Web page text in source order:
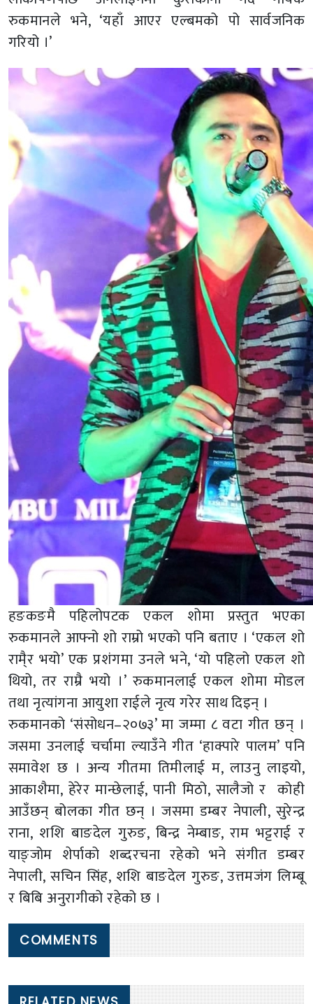
रुकमानले भने, ‘यहाँ आएर एल्बमको पो सार्वजनिक
गरियो ।’
हङकङमै पहिलोपटक एकल शोमा प्रस्तुत भएका
रुकमानले आफ्नो शो राम्रो भएको पनि बताए । ‘एकल शो
रामै्र भयो’ एक प्रशंगमा उनले भने, ‘यो पहिलो एकल शो
थियो, तर राम्रै भयो ।’ रुकमानलाई एकल शोमा मोडल
तथा नृत्यांगना आयुशा राईले नृत्य गरेर साथ दिइन् ।
रुकमानको ‘संसोधन–२०७३’ मा जम्मा ८ वटा गीत छन् ।
जसमा उनलाई चर्चामा ल्याउँने गीत ‘हाक्पारे पालम’ पनि
समावेश छ । अन्य गीतमा तिमीलाई म, लाउनु लाइयो,
आकाशैमा, हेरेर मान्छेलाई, पानी मिठो, सालैजो र कोही
आउँछन् बोलका गीत छन् । जसमा डम्बर नेपाली, सुरेन्द्र
राना, शशि बाङदेल गुरुङ, बिन्द्र नेम्बाङ, राम भट्टराई र
याङ्जोम शेर्पाको शब्दरचना रहेको भने संगीत डम्बर
नेपाली, सचिन सिंह, शशि बाङदेल गुरुङ, उत्तमजंग लिम्बू
र बिबि अनुरागीको रहेको छ ।
COMMENTS